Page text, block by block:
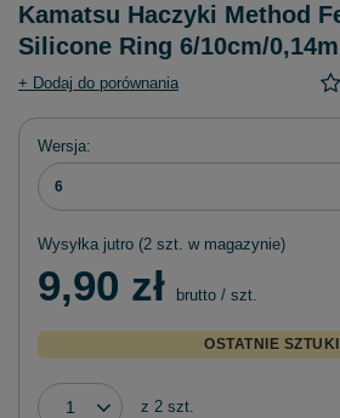
Kamatsu Haczyki Method
Silicone Ring 6/10cm/
+ Dodaj do porównania
Wersja
6
Wysyłka jutro (2 szt. w magazynie)
9,90 zł brutto / szt.
OSTATNIE SZTUKI
z 2 szt.